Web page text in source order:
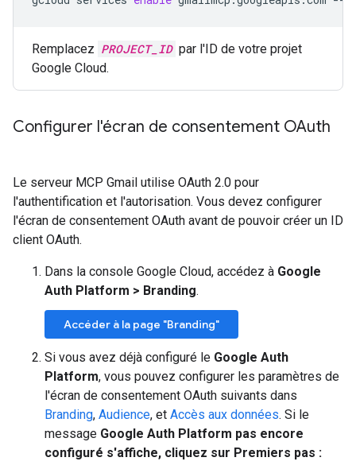
Remplacez PROJECT_ID par l'ID de votre projet
Google Cloud.
Configurer l'écran de consentement OAuth
Le serveur MCP Gmail utilise OAuth 2.0 pour
l'authentification et l'autorisation. Vous devez configurer
l'écran de consentement OAuth avant de pouvoir créer un ID
client OAuth.
Dans la console Google Cloud, accédez à Google
Auth Platform > Branding.
Accéder à la page "Branding"
Si vous avez déjà configuré le Google Auth
Platform, vous pouvez configurer les paramètres de
l'écran de consentement OAuth suivants dans
Branding, Audience, et Accès aux données. Si le
message Google Auth Platform pas encore
configuré s'affiche, cliquez sur Premiers pas :